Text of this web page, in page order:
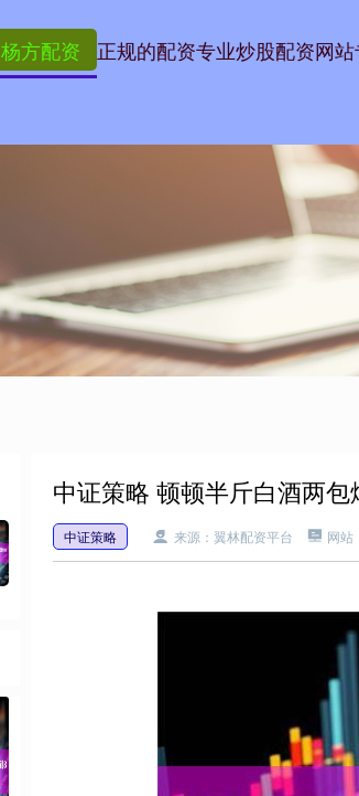
杨方配资 正规的配资专业炒股配资网站
中证策略 顿顿半斤白酒两
中证策略 来源：翼林配资平台 网站